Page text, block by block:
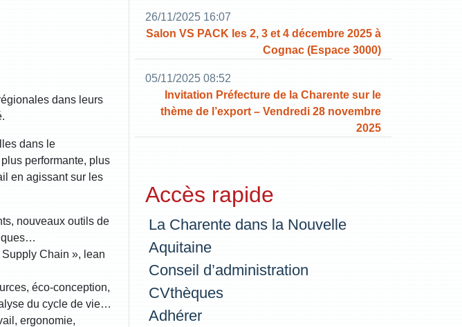
dans leurs
dans le
performante, plus
en agissant sur les
nouveaux outils de
Chain », lean
éco-conception,
du cycle de vie…
ergonomie,
26/11/2025 16:07
Salon VS PACK les 2, 3 et 4 décembre 2025 à
Cognac (Espace 3000)
05/11/2025 08:52
Invitation Préfecture de la Charente sur le
thème de l’export – Vendredi 28 novembre
2025
Accès rapide
La Charente dans la Nouvelle
Aquitaine
Conseil d’administration
CVthèques
Adhérer